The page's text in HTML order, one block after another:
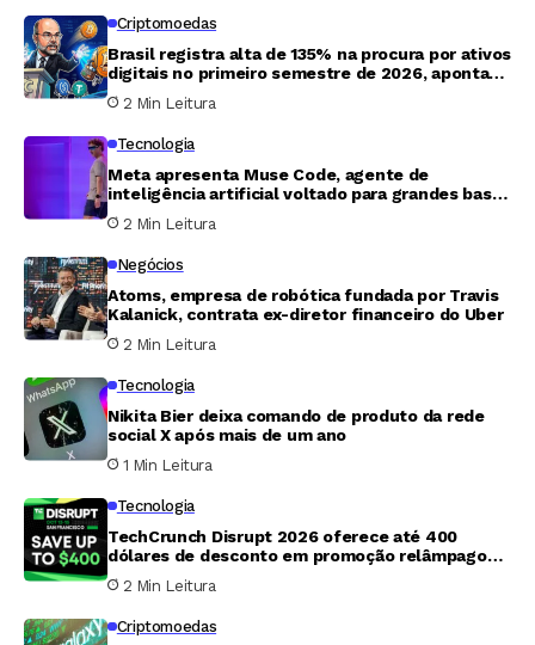
Criptomoedas
Brasil registra alta de 135% na procura por ativos
digitais no primeiro semestre de 2026, aponta
Banco Central
2 Min Leitura
Tecnologia
Meta apresenta Muse Code, agente de
inteligência artificial voltado para grandes bases
de código
2 Min Leitura
Negócios
Atoms, empresa de robótica fundada por Travis
Kalanick, contrata ex-diretor financeiro do Uber
2 Min Leitura
Tecnologia
Nikita Bier deixa comando de produto da rede
social X após mais de um ano
1 Min Leitura
Tecnologia
TechCrunch Disrupt 2026 oferece até 400
dólares de desconto em promoção relâmpago
que termina nesta sexta-feira
2 Min Leitura
Criptomoedas